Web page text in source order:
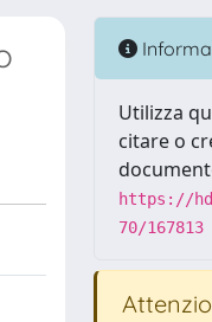
Utilizza
citare o
https://
70/167813